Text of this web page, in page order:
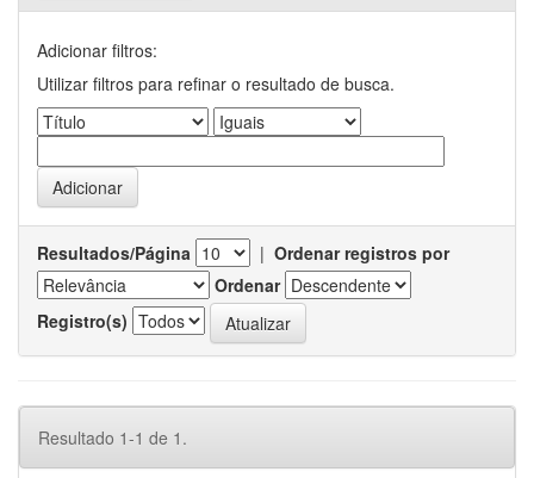
Adicionar filtros:
Utilizar filtros para refinar o resultado de busca.
Resultados/Página | Ordenar registros por
Ordenar
Registro(s)
Resultado 1-1 de 1.